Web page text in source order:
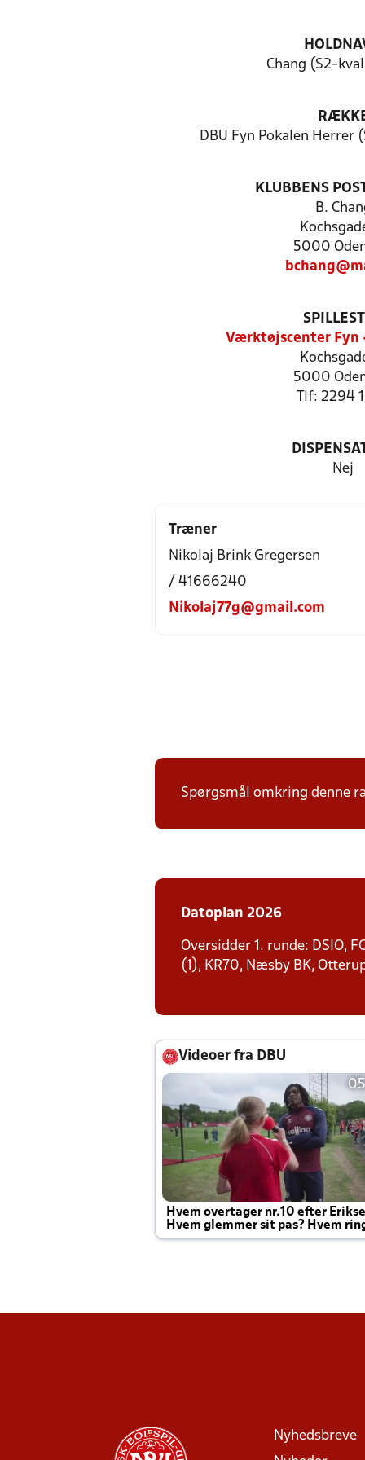
Chang (S2-
DBU Fyn Pokalen Herrer
KLUBBENS
B.
5000
Værktøjscenter Fyn
5000
Tlf: 2294
Nej
Træner
Nikolaj Brink Gregersen
/ 41666240
Nikolaj77g@gmail.com
Spørgsmål omkring denne
Datoplan 2026
Oversidder 1. runde: DSIO,
(1), KR70, Næsby BK,
Videoer fra DBU
Hvem overtager nr.10 efter
Hvem glemmer sit pas? Hvem
Joachim altid til efter kampe?
Nyhedsbreve